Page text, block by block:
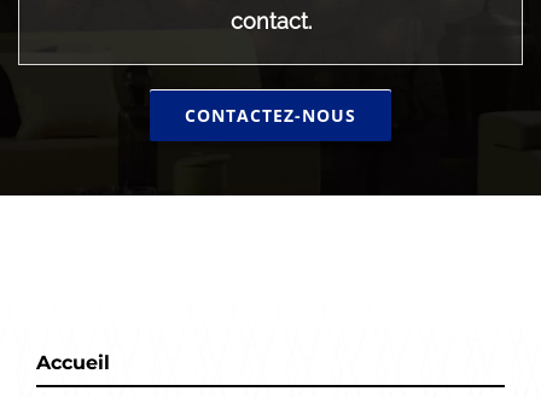
contact.
CONTACTEZ-NOUS
Accueil